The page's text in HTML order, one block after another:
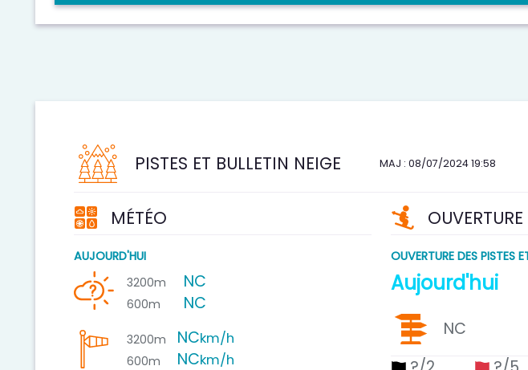
PISTES ET BULLETIN NEIGE MAJ : 08/07/2024 19:58
MÉTÉO
AUJOURD'HUI
3200m
NC
600m NC
3200m NCkm/h
600m NCkm/h
OUVERTURE DES PISTES
Aujourd'hui
NC